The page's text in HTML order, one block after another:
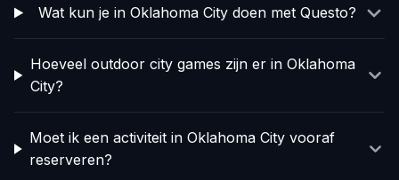
Wat kun je in Oklahoma City doen met Questo?
Hoeveel outdoor city games zijn er in Oklahoma
City?
Moet ik een activiteit in Oklahoma City vooraf
reserveren?